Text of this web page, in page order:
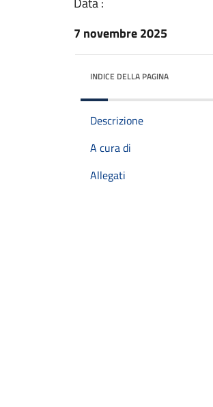
7 novembre 2025
INDICE DELLA PAGINA
Descrizione
A cura di
Allegati